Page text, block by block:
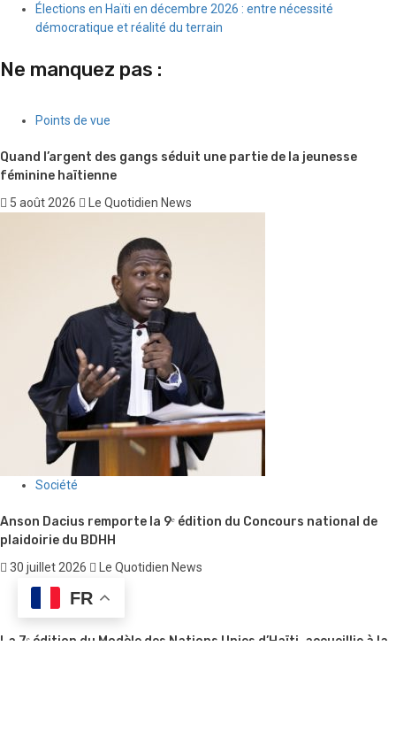
Élections en Haïti en décembre 2026 : entre nécessité
démocratique et réalité du terrain
Ne manquez pas :
Points de vue
Quand l’argent des gangs séduit une partie de la jeunesse
féminine haïtienne
5 août 2026 Le Quotidien News
Société
Anson Dacius remporte la 9ᵉ édition du Concours national de
plaidoirie du BDHH
30 juillet 2026 Le Quotidien News
Société
La 7ᵉ édition du Modèle des Nations Unies d’Haïti, accueillie à la
FR